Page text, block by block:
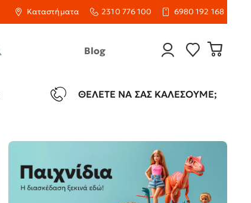
Καταστήματα 2310 776 100 6980 192 168
Blog
ΘΈΛΕΤΕ ΝΑ ΣΑΣ ΚΑΛΈΣΟΥΜΕ;